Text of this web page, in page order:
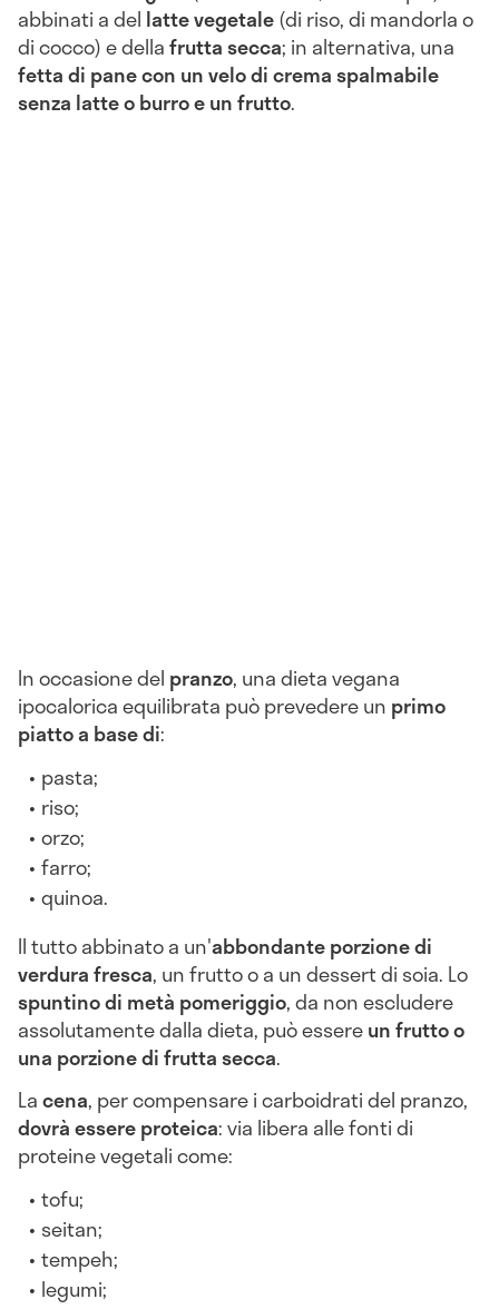
abbinati a del latte vegetale(di riso, di mandorla o
di cocco) e dellafrutta secca; in alternativa, una
fetta di pane con un velo di crema spalmabile
senza latte o burro e un frutto.
In occasione del pranzo, una dieta vegana
ipocalorica equilibrata può prevedere un primo
piatto a base di:
pasta;
riso;
orzo;
farro;
quinoa.
Il tutto abbinato a un'abbondante porzione di
verdura fresca, un frutto o a un dessert di soia. Lo
spuntino di metà pomeriggio, da non escludere
assolutamente dalla dieta, può essereun frutto o
una porzione di frutta secca.
Lacena, per compensare i carboidrati del pranzo,
dovrà essere proteica: via libera alle fonti di
proteine vegetali come:
tofu;
seitan;
tempeh;
legumi;